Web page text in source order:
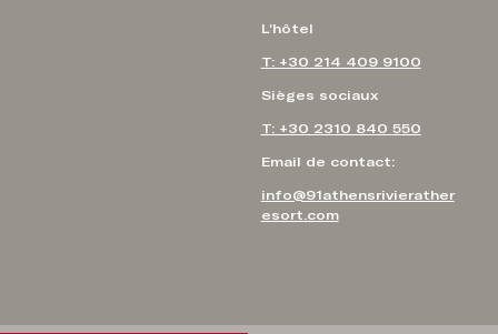
L'hôtel
T: +30 214 409 9100
Sièges sociaux
T: +30 2310 840 550
Email de contact:
info@91athensrivierather
esort.com